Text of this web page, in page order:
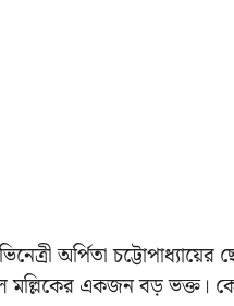
অর্পিতা
একজন বড় ভক্ত।